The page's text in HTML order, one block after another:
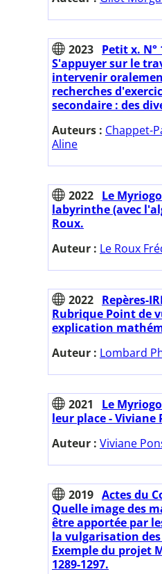
2023 Petit x. N°
S'appuyer sur le
intervenir
recherches
secondaire : des
Auteurs : Chappet-
Aline
2022 Le
labyrinthe (avec
Roux.
Auteur : Le Roux
2022 Repères-
Rubrique Point de
explication
Auteur : Lombard
2021
Le
leur place - Viviane
Auteur : Viviane
2019 Actes du
Quelle image des
être apportée par
la vulgarisation
Exemple du projet
1289-1297.